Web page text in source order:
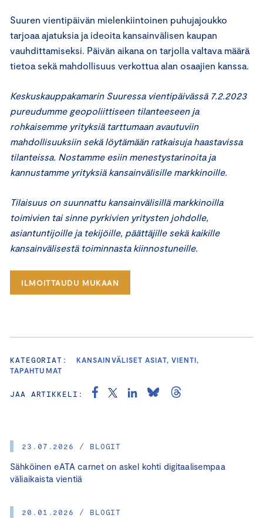
23.07.2026 / BLOGIT
Sähköinen eATA carnet on askel kohti digitaalisempaa
väliaikaista vientiä
20.01.2026 / BLOGIT
Suuren vientipäivän mielenkiintoinen puhujajoukko
tarjoaa ajatuksia ja ideoita kansainvälisen kaupan
vauhdittamiseksi. Päivän aikana on tarjolla valtava määrä
tietoa sekä mahdollisuus verkottua alan osaajien kanssa.
Keskuskauppakamarin Suuressa vientipäivässä 7.2.2023
pureudumme geopoliittiseen tilanteeseen ja
rohkaisemme yrityksiä tarttumaan avautuviin
mahdollisuuksiin sekä löytämään ratkaisuja haastavissa
tilanteissa. Nostamme esiin menestystarinoita ja
kannustamme yrityksiä kansainvälisille markkinoille.
Tilaisuus on suunnattu kansainvälisillä markkinoilla
toimivien tai sinne pyrkivien yritysten johdolle,
asiantuntijoille ja tekijöille, päättäjille sekä kaikille
kansainvälisestä toiminnasta kiinnostuneille.
ILMOITTAUDU MUKAAN
KATEGORIAT:
KANSAINVÄLISET ASIAT, VIENTI,
TAPAHTUMAT
JAA ARTIKKELI: